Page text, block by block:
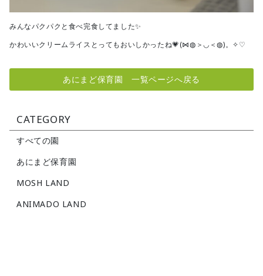
みんなパクパクと食べ完食してました✨
かわいいクリームライスとってもおいしかったね💗(⋈◍＞◡＜◍)。✧♡
あにまど保育園 一覧ページへ戻る
CATEGORY
すべての園
あにまど保育園
MOSH LAND
ANIMADO LAND